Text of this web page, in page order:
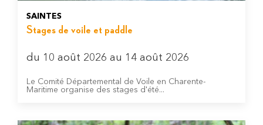
SAINTES
Stages de voile et paddle
du 10 août 2026 au 14 août 2026
Le Comité Départemental de Voile en Charente-
Maritime organise des stages d'été...